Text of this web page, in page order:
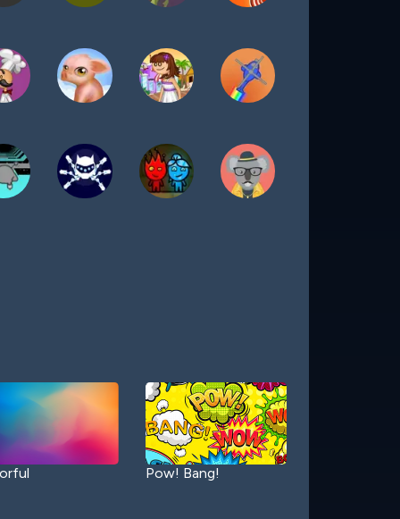
Pow! Bang!